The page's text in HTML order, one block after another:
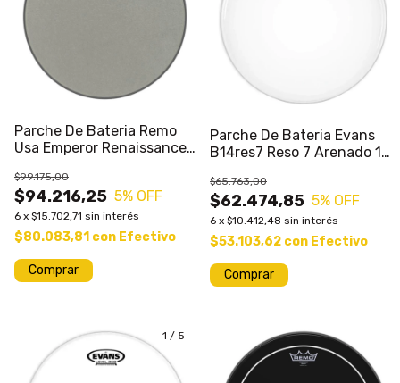
Parche De Bateria Remo
Usa Emperor Renaissance
$94.216,25
$99.175,00
5% OFF
6 x $15.702,71 sin interés
$80.083,81 con Efectivo
Parche De Bateria Evans
B14res7 Reso 7 Arenado 14
$62.474,85
$65.763,00
5% OFF
6 x $10.412,48 sin interés
$53.103,62 con Efectivo
1 / 5